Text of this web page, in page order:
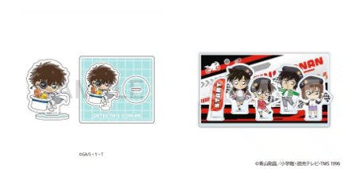
名探偵コナン ミニアクリルスタ
ンド サウナ (怪盗キッド)【再
販】 2026年12月上旬発売
名探偵コナン ジオラマアクリル
スタンドA チェッカーフラッグ①
(コナン/蘭/灰原/世良)【再販】
2026年10月上旬発売